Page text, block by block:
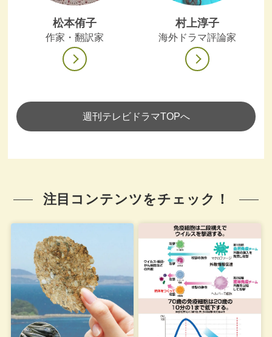
松本侑子
作家・翻訳家
村上淳子
海外ドラマ評論家
週刊テレビドラマTOPへ
注目コンテンツをチェック！